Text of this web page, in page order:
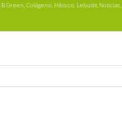
B.Green Colágeno Hibisco Lebudit Noticias